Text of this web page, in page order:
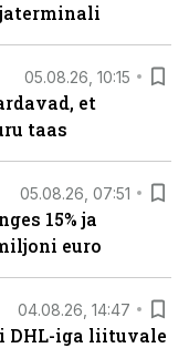
05.08.26, 10:15
et
taas
05.08.26, 07:51
15% ja
euro
04.08.26, 14:47
DHL-iga liituvale